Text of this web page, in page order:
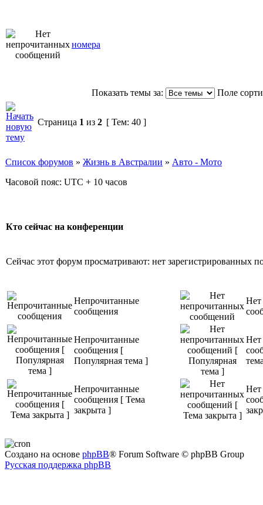
номера
Показать темы за: Поле
Страница 1 из 2 [ Тем: 40 ]
Список форумов » Жизнь в Австралии » Авто - Мото
Часовой пояс: UTC + 10 часов
Кто сейчас на конференции
Сейчас этот форум просматривают: нет зарегистрированных
Непрочитанные
сообщения
Нет
Непрочитанные
сообщения [
Популярная тема ]
Нет
Непрочитанные
сообщения [ Тема
закрыта ]
Нет
Создано на основе phpBB® Forum Software © phpBB Group
Русская поддержка phpBB